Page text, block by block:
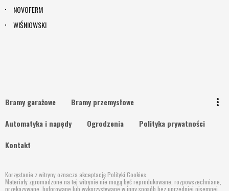
NOVOFERM
WIŚNIOWSKI
Bramy garażowe
Bramy przemysłowe
Automatyka i napędy
Ogrodzenia
Polityka prywatności
Kontakt
more_vert
Szukaj
Korzystanie z witryny oznacza akceptację Polityki Cookies.
Materiały zgromadzone na tej witrynie nie mogą być reprodukowane, rozpowszechniane,
przekazywane, buforowane lub wykorzystywane w inny sposób bez uprzedniej pisemnej